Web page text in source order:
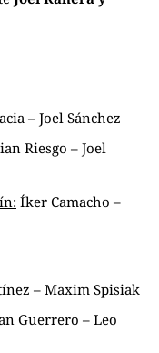
– Joel Sánchez
Riesgo – Joel
Íker Camacho –
– Maxim Spisiak
Guerrero – Leo